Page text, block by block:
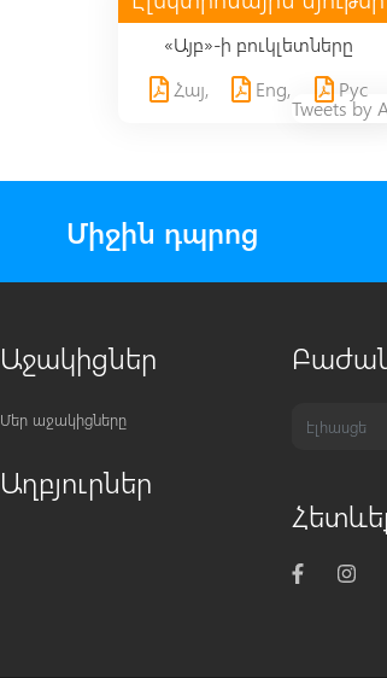
«Այբ»-ի բուկլետները
Հայ,
Eng, Рус
Tweets by
Միջին դպրոց
Աջակիցներ
Մեր աջակիցները
Աղբյուրներ